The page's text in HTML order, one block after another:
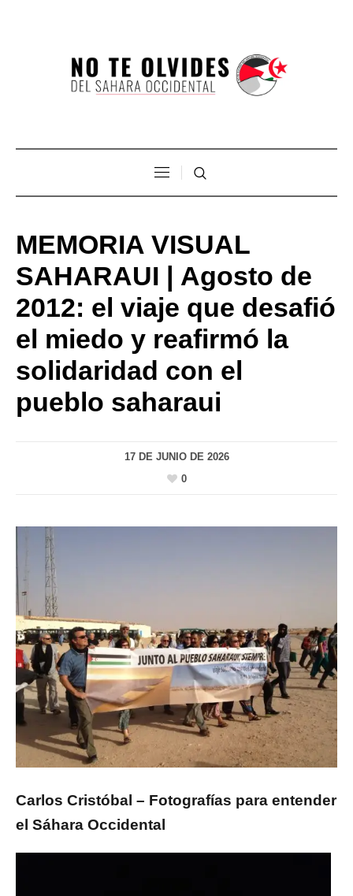
MEMORIA VISUAL
SAHARAUI | Agosto de
2012: el viaje que desafió
el miedo y reafirmó la
solidaridad con el
pueblo saharaui
17 DE JUNIO DE 2026
0
Carlos Cristóbal – Fotografías para entender
el Sáhara Occidental